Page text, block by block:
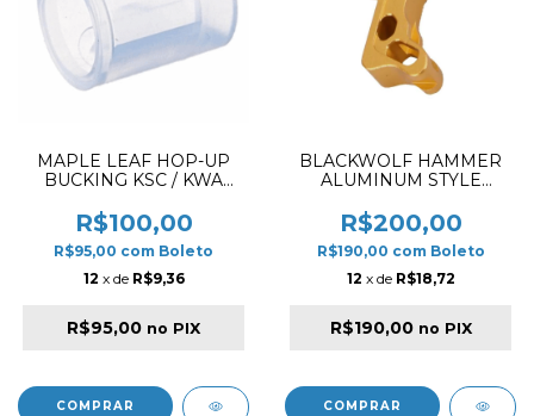
MAPLE LEAF HOP-UP
BUCKING KSC / KWA
70º
R$100,00
R$95,00 com Boleto
12 x de R$9,36
R$95,00 no PIX
BLACKWOLF HAMMER
ALUMINUM STYLE
5.1 GOLD
R$200,00
R$190,00 com Boleto
12 x de R$18,72
R$190,00 no PIX